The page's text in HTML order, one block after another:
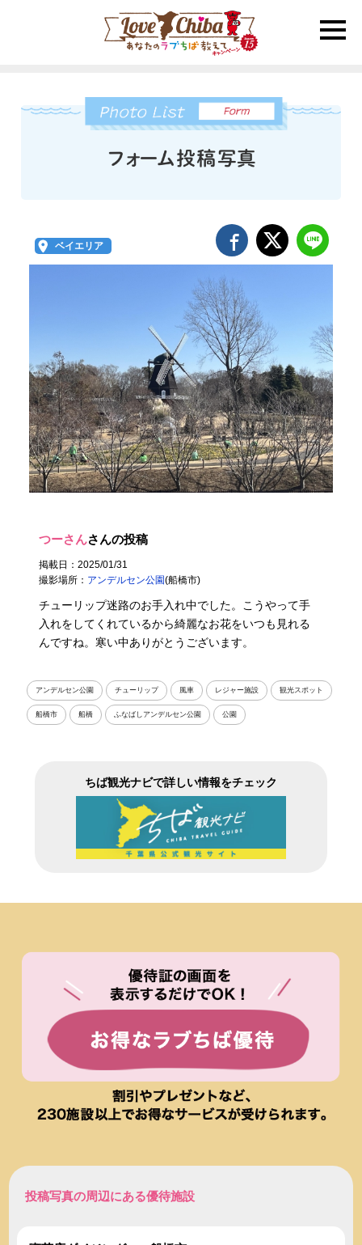
toggle
ベイエリア
つーさんさんの投稿
掲載日：2025/01/31
撮影場所： アンデルセン公園(船橋市)
チューリップ迷路のお手入れ中でした。こうやって手
入れをしてくれているから綺麗なお花をいつも見れる
んですね。寒い中ありがとうございます。
アンデルセン公園 チューリップ 風車 レジャー施設 観光スポット
船橋市 船橋 ふなばしアンデルセン公園 公園
ちば観光ナビで詳しい情報をチェック
投稿写真の周辺にある優待施設